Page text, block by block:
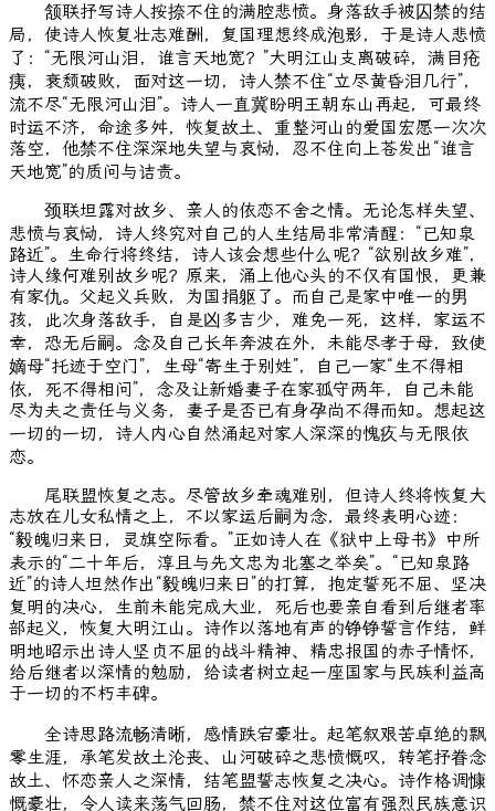
颔联抒写诗人按捺不住的满腔悲愤。身落敌手被囚禁的结
局，使诗人恢复壮志难酬，复国理想终成泡影，于是诗人悲愤
了：“无限河山泪，谁言天地宽？”大明江山支离破碎，满目疮
痍，衰颓破败，面对这一切，诗人禁不住“立尽黄昏泪几行”，
流不尽“无限河山泪”。诗人一直冀盼明王朝东山再起，可最终
时运不济，命途多舛，恢复故土、重整河山的爱国宏愿一次次
落空，他禁不住深深地失望与哀恸，忍不住向上苍发出“谁言
天地宽”的质问与诘责。
颈联坦露对故乡、亲人的依恋不舍之情。无论怎样失望、
悲愤与哀恸，诗人终究对自己的人生结局非常清醒：“已知泉
路近”。生命行将终结，诗人该会想些什么呢？“欲别故乡难”，
诗人缘何难别故乡呢？原来，涌上他心头的不仅有国恨，更兼
有家仇。父起义兵败，为国捐躯了。而自己是家中唯一的男
孩，此次身落敌手，自是凶多吉少，难免一死，这样，家运不
幸，恐无后嗣。念及自己长年奔波在外，未能尽孝于母，致使
嫡母“托迹于空门”，生母“寄生于别姓”，自己一家“生不得相
依，死不得相问”，念及让新婚妻子在家孤守两年，自己未能
尽为夫之责任与义务，妻子是否已有身孕尚不得而知。想起这
一切的一切，诗人内心自然涌起对家人深深的愧疚与无限依
恋。
尾联盟恢复之志。尽管故乡牵魂难别，但诗人终将恢复大
志放在儿女私情之上，不以家运后嗣为念，最终表明心迹：
“毅魄归来日，灵旗空际看。”正如诗人在《狱中上母书》中所
表示的“二十年后，淳且与先文忠为北塞之举矣”。“已知泉路
近”的诗人坦然作出“毅魄归来日”的打算，抱定誓死不屈、坚决
复明的决心，生前未能完成大业，死后也要亲自看到后继者率
部起义，恢复大明江山。诗作以落地有声的铮铮誓言作结，鲜
明地昭示出诗人坚贞不屈的战斗精神、精忠报国的赤子情怀，
给后继者以深情的勉励，给读者树立起一座国家与民族利益高
于一切的不朽丰碑。
全诗思路流畅清晰，感情跌宕豪壮。起笔叙艰苦卓绝的飘
零生涯，承笔发故土沦丧、山河破碎之悲愤慨叹，转笔抒眷念
故土、怀恋亲人之深情，结笔盟誓志恢复之决心。诗作格调慷
慨豪壮，令人读来荡气回肠，禁不住对这位富有强烈民族意识